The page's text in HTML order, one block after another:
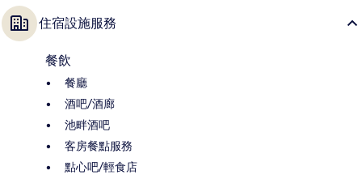
住宿設施服務
餐飲
餐廳
酒吧/酒廊
池畔酒吧
客房餐點服務
點心吧/輕食店